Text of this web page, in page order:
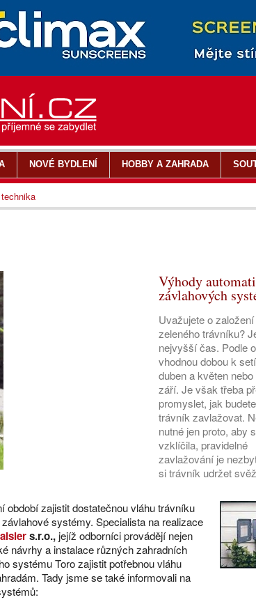
Výhody
závlahových
Uvažujete o
zeleného trávníku?
nejvyšší čas. Podle
vhodnou dobou k
duben a květen
září. Je však třeba
promyslet, jak
trávník zavlažovat.
nutné jen proto, aby
vzklíčila, pravidelné
zavlažování je
si trávník udržet
období zajistit dostatečnou vláhu trávníku
systémy. Specialista na realizace
s.r.o., jejíž odborníci provádějí nejen
návrhy a instalace různých zahradních
systému Toro zajistit potřebnou vláhu
Tady jsme se také informovali na
NOVÉ BYDLENÍ HOBBY A ZAHRADA